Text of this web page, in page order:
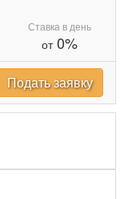
Ставка в день
от0%
Подать заявку